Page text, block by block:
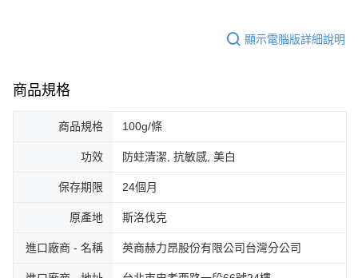
顯示電腦版詳細說明
商品規格
商品規格 100g/條
功效 防蛀清潔, 抗敏感, 美白
保存期限 24個月
原產地 斯洛伐克
進口廠商 - 名稱 英商赫⼒昂股份有限公司台灣分公司